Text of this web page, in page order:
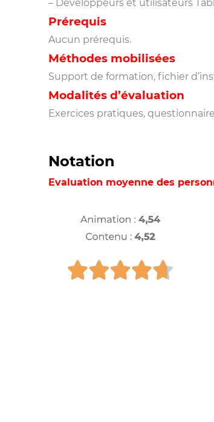
– Développeurs et utilisateurs
Prérequis
Aucun prérequis.
Méthodes mobilisées
Support de formation, fichier
Modalités d’évaluation
Exercices pratiques,
Notation
Evaluation moyenne des